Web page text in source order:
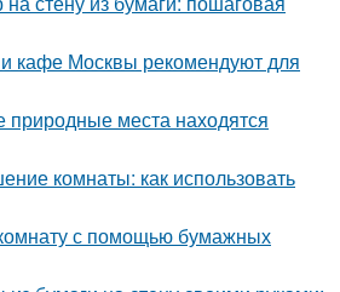
кафе Москвы рекомендуют для
природные места находятся
комнаты: как использовать
с помощью бумажных